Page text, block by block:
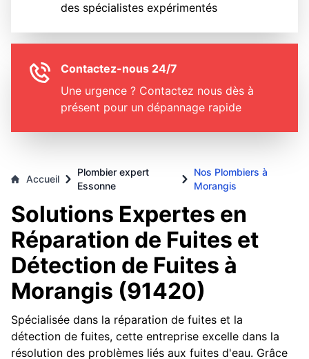
des spécialistes expérimentés
Contactez-nous 24/7
Une urgence ? Contactez nous dès à
présent pour un dépannage rapide
Accueil
Plombier expert
Essonne
Nos Plombiers à
Morangis
Solutions Expertes en
Réparation de Fuites et
Détection de Fuites à
Morangis (91420)
Spécialisée dans la réparation de fuites et la
détection de fuites, cette entreprise excelle dans la
résolution des problèmes liés aux fuites d'eau. Grâce